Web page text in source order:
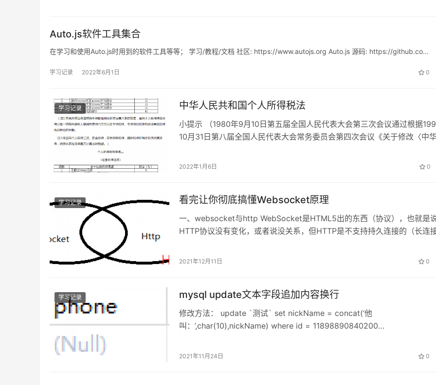
Auto.js软件工具集合
在学习和使用Auto.js时用到的软件工具等等； 学习/教程/文档 社区: https://www.autojs.org Auto.js 源码: https://github.co…
学习记录 2022年6月1日 0
学习记录 中华人民共和国个人所得税法
小提示 （1980年9月10日第五届全国人民代表大会第三次会议通过根据
10月31日第八届全国人民代表大会常务委员会第四次会议《关于修改〈中
2022年1月6日 0
学习记录 看完让你彻底搞懂Websocket原理
一、websocket与http WebSocket是HTML5出的东西（协议），也就是
HTTP协议没有变化，或者说没关系，但HTTP是不支持持久连接的（长连
2021年12月11日 0
学习记录 mysql update文本字段追加内容换行
修改方法： update `测试` set nickName = concat(‘他
叫：’,char(10),nickName) where id = 11898890840200…
2021年11月24日 0